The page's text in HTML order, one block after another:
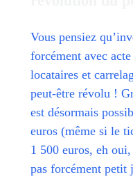
Vous pensiez
forcément avec
locataires et
peut-être révolu !
est désormais
euros (même si le
1 500 euros, eh
pas forcément petit